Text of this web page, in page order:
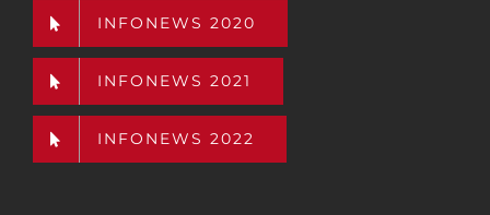
INFONEWS 2020
INFONEWS 2021
INFONEWS 2022